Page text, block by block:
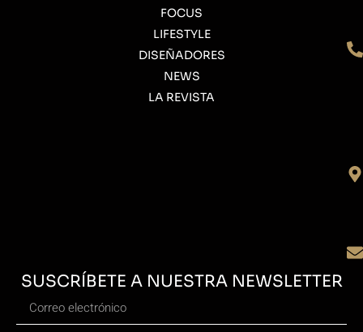
FOCUS
LIFESTYLE
DISEÑADORES
NEWS
LA REVISTA
SUSCRÍBETE A NUESTRA NEWSLETTER